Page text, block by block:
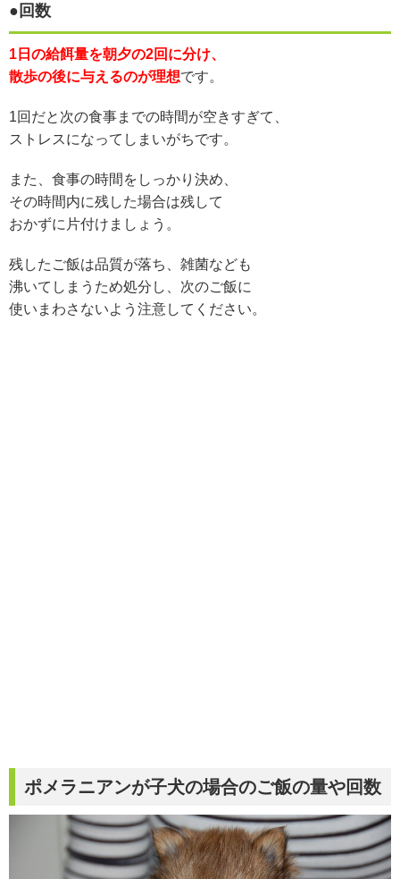
●回数
1日の給餌量を朝夕の2回に分け、
散歩の後に与えるのが理想です。
1回だと次の食事までの時間が空きすぎて、
ストレスになってしまいがちです。
また、食事の時間をしっかり決め、
その時間内に残した場合は残して
おかずに片付けましょう。
残したご飯は品質が落ち、雑菌なども
沸いてしまうため処分し、次のご飯に
使いまわさないよう注意してください。
ポメラニアンが子犬の場合のご飯の量や回数